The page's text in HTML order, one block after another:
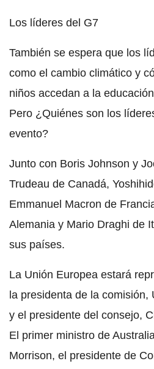
Los líderes del G7
También se espera que los
como el cambio climático y
niños accedan a la
Pero ¿Quiénes son los
evento?
Junto con Boris Johnson y
Trudeau de Canadá,
Emmanuel Macron de
Alemania y Mario Draghi de
sus países.
La Unión Europea estará
la presidenta de la comisión,
y el presidente del consejo,
El primer ministro de
Morrison, el presidente de